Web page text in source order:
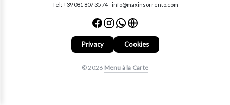
Tel: +39 081 807 35 74 - info@maxinsorrento.com
Privacy Cookies
© 2026 Menu à la Carte